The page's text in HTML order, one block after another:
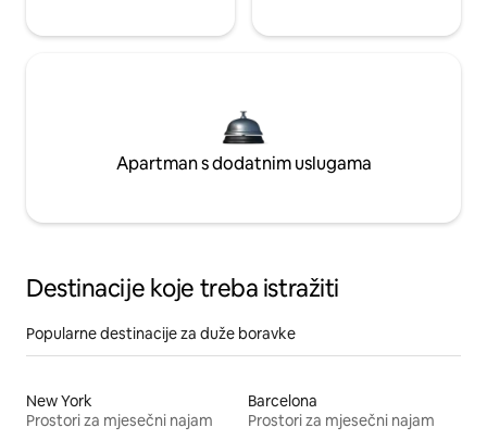
Apartman s dodatnim uslugama
Destinacije koje treba istražiti
Popularne destinacije za duže boravke
New York
Prostori za mjesečni najam
Barcelona
Prostori za mjesečni najam